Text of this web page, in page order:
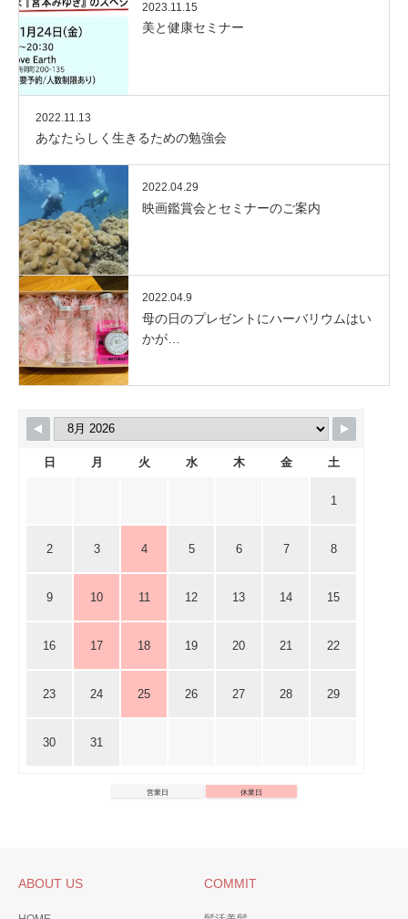
2023.11.15
美と健康セミナー
2022.11.13
あなたらしく生きるための勉強会
2022.04.29
映画鑑賞会とセミナーのご案内
2022.04.9
母の日のプレゼントにハーバリウムはい
かが…
日 月 火 水 木 金 土
1
2 3 4 5 6 7 8
9 10 11 12 13 14 15
16 17 18 19 20 21 22
23 24 25 26 27 28 29
30 31
営業日 休業日
ABOUT US COMMIT